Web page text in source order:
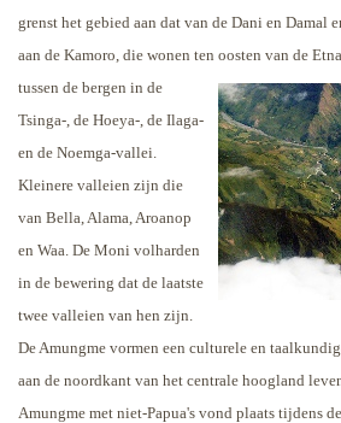
grenst het gebied aan dat van de Dani en Damal
aan de Kamoro, die wonen ten oosten van de
tussen de bergen in de
Tsinga-, de Hoeya-, de Ilaga-
en de Noemga-vallei.
Kleinere valleien zijn die
van Bella, Alama, Aroanop
en Waa. De Moni volharden
in de bewering dat de laatste
twee valleien van hen zijn.
De Amungme vormen een culturele en
aan de noordkant van het centrale hoogland
Amungme met niet-Papua's vond plaats tijdens